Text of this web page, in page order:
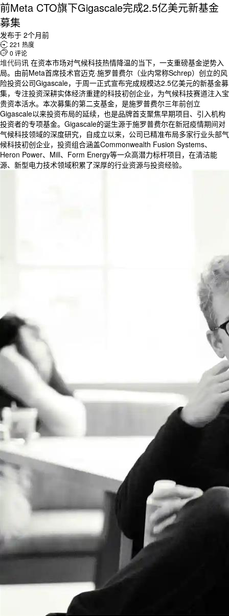
前Meta CTO旗下Gigascale完成2.5亿美元新基金
募集
发布于 2个月前
 221 热度
 0 评论
堆代码讯 在资本市场对气候科技热情降温的当下，一支重磅基金逆势入
局。由前Meta首席技术官迈克·施罗普费尔（业内常称Schrep）创立的风
险投资公司Gigascale，于周一正式宣布完成规模达2.5亿美元的新基金募
集，专注投资深耕实体经济重建的科技初创企业，为气候科技赛道注入宝
贵资本活水。本次募集的第二支基金，是施罗普费尔三年前创立
Gigascale以来投资布局的延续，也是品牌首支聚焦早期项目、引入机构
投资者的专项基金。Gigascale的诞生源于施罗普费尔在新冠疫情期间对
气候科技领域的深度研究，自成立以来，公司已精准布局多家行业头部气
候科技初创企业，投资组合涵盖Commonwealth Fusion Systems、
Heron Power、Mill、Form Energy等一众高潜力标杆项目，在清洁能
源、新型电力技术领域积累了深厚的行业资源与投资经验。